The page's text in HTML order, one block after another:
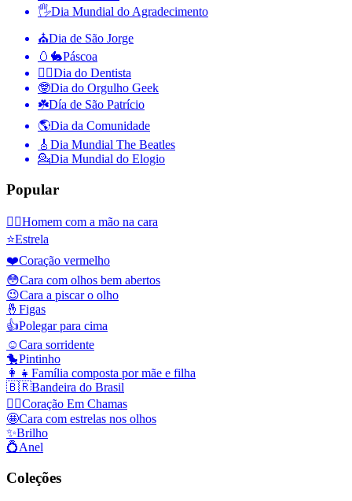
🖐Dia Mundial do Agradecimento
⛪️Dia de São Jorge
🥚🐇Páscoa
👨‍⚕️Dia do Dentista
🤓Dia do Orgulho Geek
☘️Día de São Patrício
🌎Dia da Comunidade
🎸 Dia Mundial The Beatles
💁Dia Mundial do Elogio
Popular
🤦‍♂️Homem com a mão na cara
⭐Estrela
❤️Coração vermelho
😳Cara com olhos bem abertos
😉Cara a piscar o olho
🤞 Figas
👍Polegar para cima
☺️Cara sorridente
🐤Pintinho
👩‍👧 Família composta por mãe e filha
🇧🇷Bandeira do Brasil
❤️‍🔥Coração Em Chamas
🤩Cara com estrelas nos olhos
✨Brilho
💍Anel
Coleções